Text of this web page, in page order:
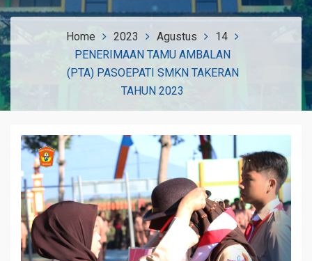
Home 2023 Agustus
14
PENERIMAAN TAMU AMBALAN
(PTA) PASOEPATI SMKN TAKERAN
TAHUN 2023